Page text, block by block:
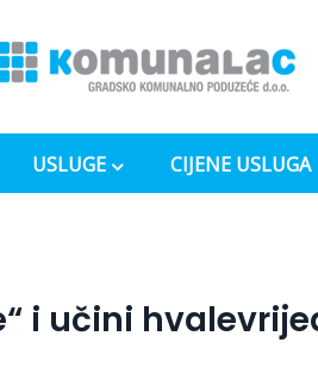
USLUGE CIJENE USLUGA
i učini